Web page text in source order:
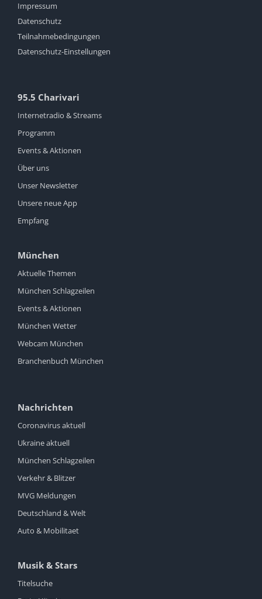
Impressum
Datenschutz
Teilnahmebedingungen
Datenschutz-Einstellungen
95.5 Charivari
Internetradio & Streams
Programm
Events & Aktionen
Über uns
Unser Newsletter
Unsere neue App
Empfang
München
Aktuelle Themen
München Schlagzeilen
Events & Aktionen
München Wetter
Webcam München
Branchenbuch München
Nachrichten
Coronavirus aktuell
Ukraine aktuell
München Schlagzeilen
Verkehr & Blitzer
MVG Meldungen
Deutschland & Welt
Auto & Mobilitaet
Musik & Stars
Titelsuche